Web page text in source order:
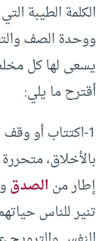
الكلمة الطيبة
ووحدة الصف
يسعى لها كل
أقترح ما يلي:
1-اكتتاب أو
بالأخلاق،
إطار منالصدق
تنير للناس